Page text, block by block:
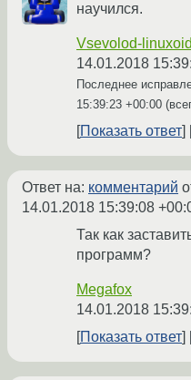
научился.
Vsevolod-linuxoid
14.01.2018
Последнее
15:39:23 +00:00
Показать ответ
Ответ на: комментарий
14.01.2018 15:39:08
Так как
программ?
Megafox
14.01.2018
Показать ответ